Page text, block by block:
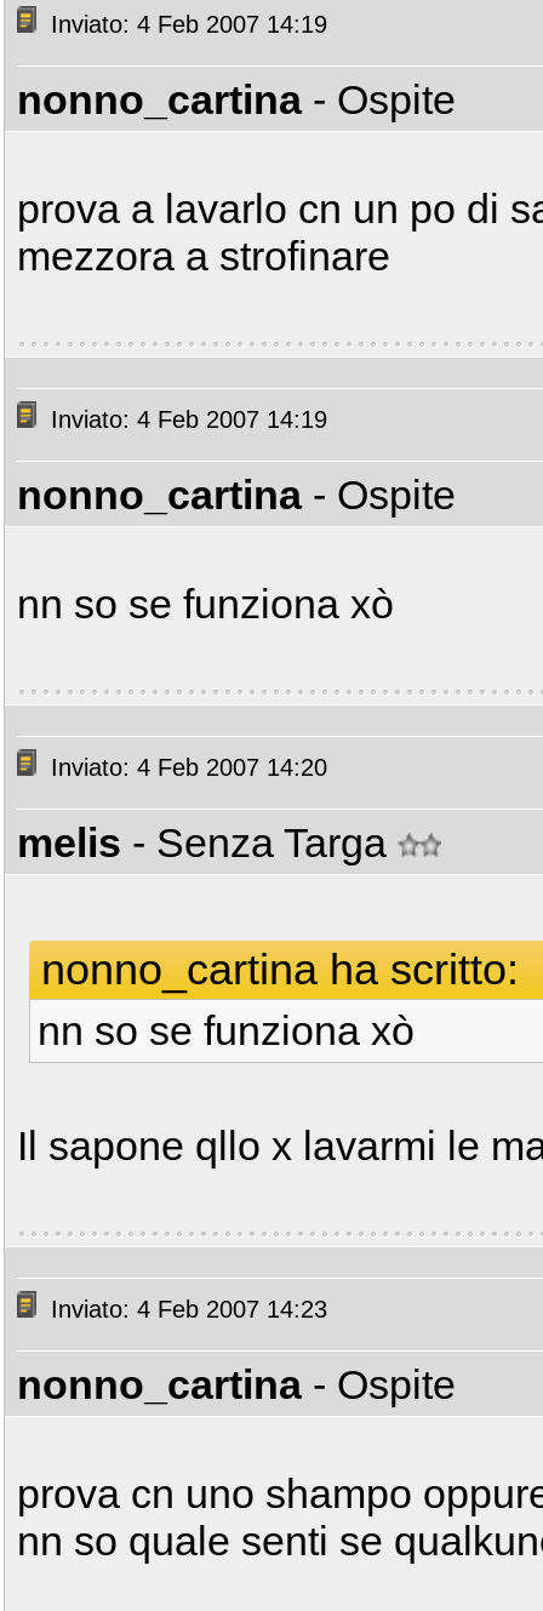
Inviato: 4 Feb 2007 14:19
nonno_cartina - Ospite
prova a lavarlo cn un po di
mezzora a strofinare
Inviato: 4 Feb 2007 14:19
nonno_cartina - Ospite
nn so se funziona xò
Inviato: 4 Feb 2007 14:20
melis - Senza Targa
nonno_cartina ha scritto:
nn so se funziona xò
Il sapone qllo x lavarmi le
Inviato: 4 Feb 2007 14:23
nonno_cartina - Ospite
prova cn uno shampo
nn so quale senti se